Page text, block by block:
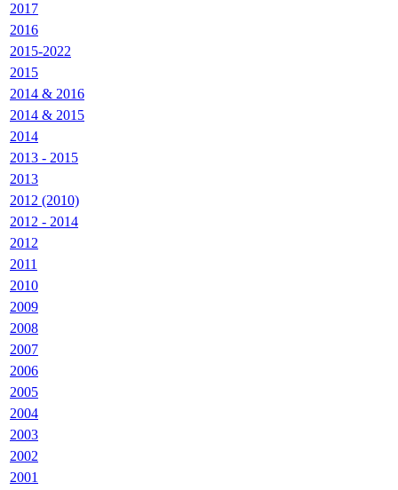
2017
2016
2015-2022
2015
2014 & 2016
2014 & 2015
2014
2013 - 2015
2013
2012 (2010)
2012 - 2014
2012
2011
2010
2009
2008
2007
2006
2005
2004
2003
2002
2001